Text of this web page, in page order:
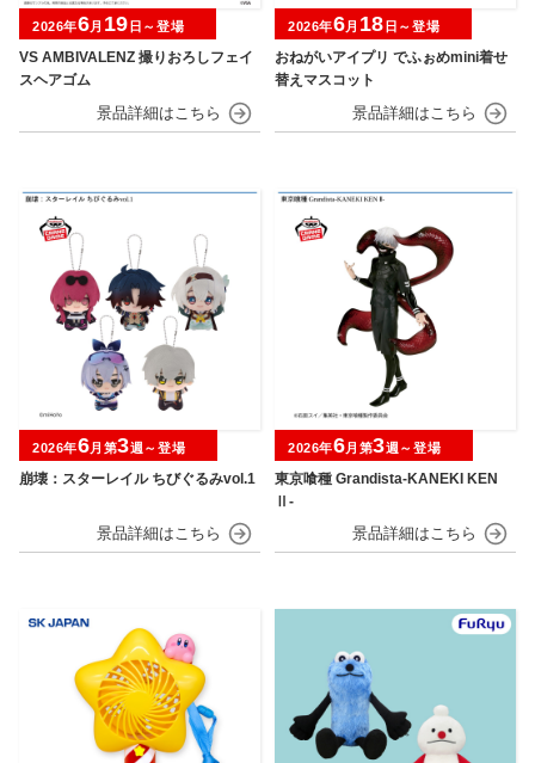
VS AMBIVALENZ 撮りおろしフェイ
スヘアゴム
2026年6月 19 日～登場
おねがいアイプリ でふぉめmini着せ
替えマスコット
2026年6月 18 日～登場
崩壊：スターレイル ちびぐるみvol.1
2026年6月第3週～登場
東京喰種 Grandista-KANEKI KEN
Ⅱ-
2026年6月第3週～登場